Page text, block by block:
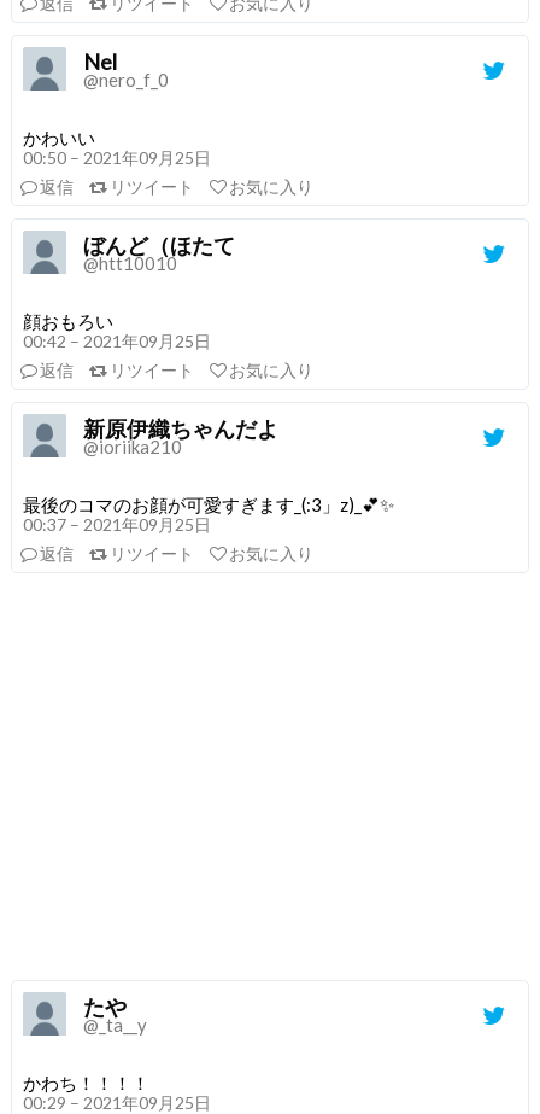
Nel
@nero_f_0
かわいい
00:50 – 2021年09月25日
返信
リツイート お気に入り
ぼんど（ほたて
@htt10010
顔おもろい
00:42 – 2021年09月25日
返信
リツイート お気に入り
新原伊織ちゃんだよ
@ioriika210
最後のコマのお顔が可愛すぎます_(:3」z)_💕✨
00:37 – 2021年09月25日
返信
リツイート お気に入り
たや
@_ta__y
かわち！！！！
00:29 – 2021年09月25日